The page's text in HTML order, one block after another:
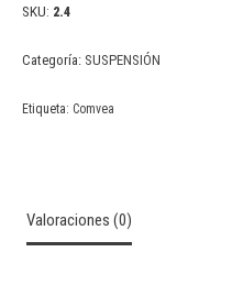
SKU: 2.4
Categoría: SUSPENSIÓN
Etiqueta: Comvea
Valoraciones (0)